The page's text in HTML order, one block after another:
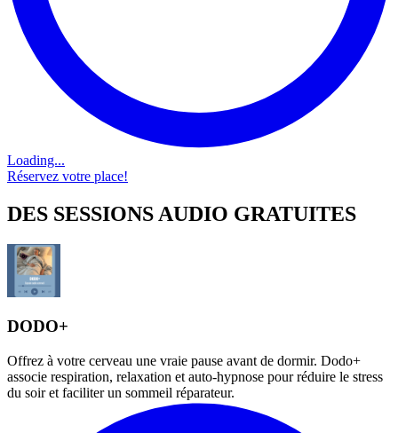
Loading...
Réservez votre place!
DES SESSIONS AUDIO GRATUITES
DODO+
Offrez à votre cerveau une vraie pause avant de dormir. Dodo+
associe respiration, relaxation et auto-hypnose pour réduire le stress
du soir et faciliter un sommeil réparateur.